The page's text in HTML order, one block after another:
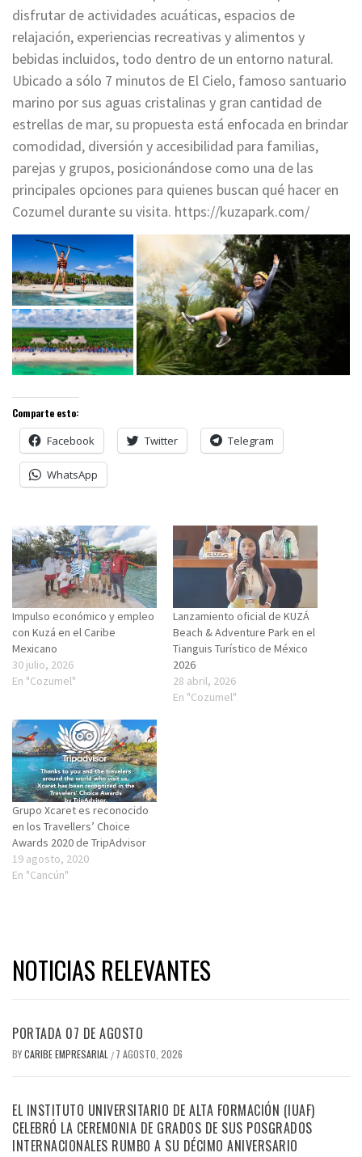
disfrutar de actividades acuáticas, espacios de
relajación, experiencias recreativas y alimentos y
bebidas incluidos, todo dentro de un entorno natural.
Ubicado a sólo 7 minutos de El Cielo, famoso santuario
marino por sus aguas cristalinas y gran cantidad de
estrellas de mar, su propuesta está enfocada en brindar
comodidad, diversión y accesibilidad para familias,
parejas y grupos, posicionándose como una de las
principales opciones para quienes buscan qué hacer en
Cozumel durante su visita. https://kuzapark.com/
Comparte esto:
Facebook Twitter Telegram
WhatsApp
Impulso económico y empleo
con Kuzá en el Caribe
Mexicano
30 julio, 2026
En "Cozumel"
Lanzamiento oficial de KUZÁ
Beach & Adventure Park en el
Tianguis Turístico de México
2026
28 abril, 2026
En "Cozumel"
Grupo Xcaret es reconocido
en los Travellers’ Choice
Awards 2020 de TripAdvisor
19 agosto, 2020
En "Cancún"
NOTICIAS RELEVANTES
PORTADA 07 DE AGOSTO
BYCARIBE EMPRESARIAL / 7 AGOSTO, 2026
EL INSTITUTO UNIVERSITARIO DE ALTA FORMACIÓN (IUAF)
CELEBRÓ LA CEREMONIA DE GRADOS DE SUS POSGRADOS
INTERNACIONALES RUMBO A SU DÉCIMO ANIVERSARIO